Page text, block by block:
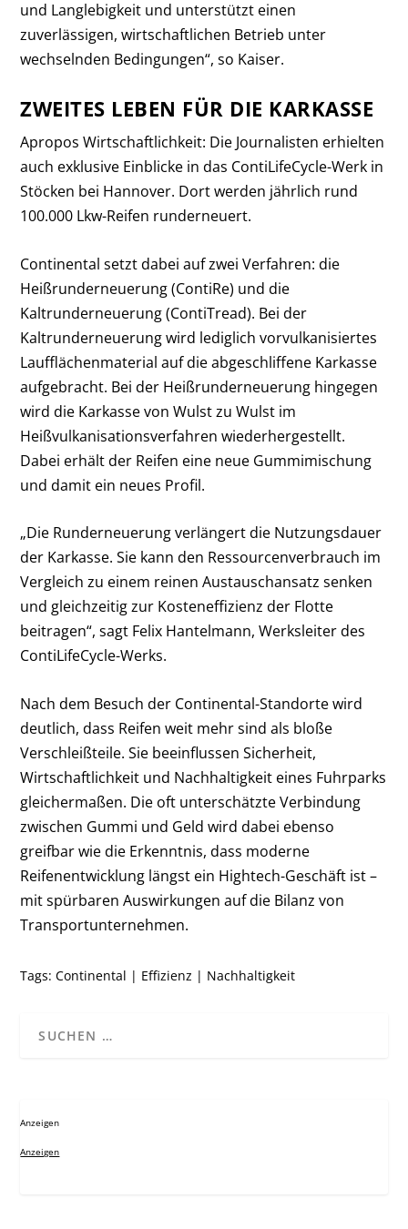
und Langlebigkeit und unterstützt einen
zuverlässigen, wirtschaftlichen Betrieb unter
wechselnden Bedingungen“, so Kaiser.
ZWEITES LEBEN FÜR DIE KARKASSE
Apropos Wirtschaftlichkeit: Die Journalisten erhielten
auch exklusive Einblicke in das ContiLifeCycle-Werk in
Stöcken bei Hannover. Dort werden jährlich rund
100.000 Lkw-Reifen runderneuert.
Continental setzt dabei auf zwei Verfahren: die
Heißrunderneuerung (ContiRe) und die
Kaltrunderneuerung (ContiTread). Bei der
Kaltrunderneuerung wird lediglich vorvulkanisiertes
Laufflächenmaterial auf die abgeschliffene Karkasse
aufgebracht. Bei der Heißrunderneuerung hingegen
wird die Karkasse von Wulst zu Wulst im
Heißvulkanisationsverfahren wiederhergestellt.
Dabei erhält der Reifen eine neue Gummimischung
und damit ein neues Profil.
„Die Runderneuerung verlängert die Nutzungsdauer
der Karkasse. Sie kann den Ressourcenverbrauch im
Vergleich zu einem reinen Austauschansatz senken
und gleichzeitig zur Kosteneffizienz der Flotte
beitragen“, sagt Felix Hantelmann, Werksleiter des
ContiLifeCycle-Werks.
Nach dem Besuch der Continental-Standorte wird
deutlich, dass Reifen weit mehr sind als bloße
Verschleißteile. Sie beeinflussen Sicherheit,
Wirtschaftlichkeit und Nachhaltigkeit eines Fuhrparks
gleichermaßen. Die oft unterschätzte Verbindung
zwischen Gummi und Geld wird dabei ebenso
greifbar wie die Erkenntnis, dass moderne
Reifenentwicklung längst ein Hightech-Geschäft ist –
mit spürbaren Auswirkungen auf die Bilanz von
Transportunternehmen.
Tags:Continental | Effizienz | Nachhaltigkeit
Anzeigen
Anzeigen